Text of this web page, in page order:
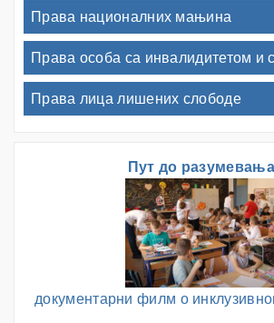
Права националних мањина
Права особа са инвалидитетом и
Права лица лишених слободе
Пут до разумевања
документарни филм о